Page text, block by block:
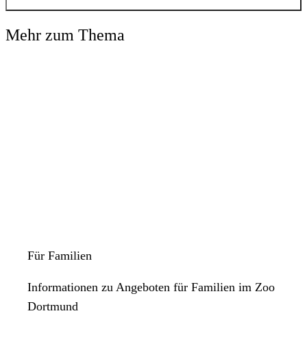
Schmucksalmler
Trauermantelsamler
Störwelse
Weißstirnmesserfisch
Mehr zum Thema
Für Familien
Informationen zu Angeboten für Familien im Zoo
Dortmund